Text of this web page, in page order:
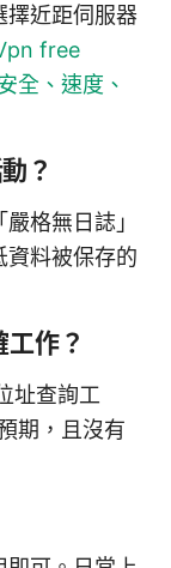
擇近距伺服器
free
全、速度、
？
格無日誌」
資料被保存的
作？
址查詢工
期，且沒有